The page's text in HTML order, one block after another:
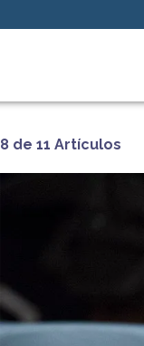
8 de 11 Artículos